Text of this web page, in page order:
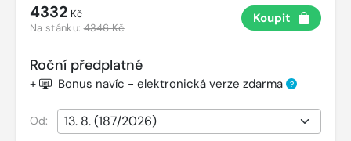
4332 Kč
Na stánku:4346 Kč
Koupit
Roční předplatné
+ Bonus navíc - elektronická verze zdarma ?
Od: